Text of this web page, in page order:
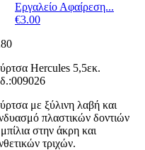
Εργαλείο Αφαίρεση...
€3.00
Hercules 5,5εκ.
με ξύλινη λαβή και
πλαστικών δοντιών
στην άκρη και
τριχών.